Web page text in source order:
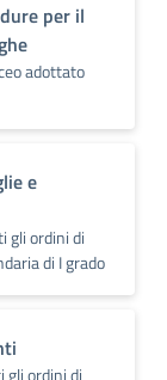
per il
adottato
e
gli ordini di
di I grado
gli ordini di